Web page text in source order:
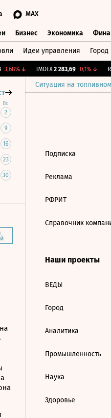
MAX
Бизнес Экономика
Идеи управления Город
↓ IMOEX 2 283,69 -0,1%↓
Ситуация на
Вс
2
9
16
23
30
Подписка
Реклама
РФРИТ
Справочник
Наши проекты
ВЕДЫ
Город
Аналитика
Промышленность
Наука
Здоровье